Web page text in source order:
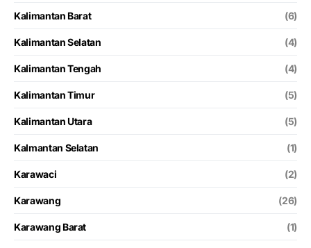
Kalimantan Barat (6)
Kalimantan Selatan (4)
Kalimantan Tengah (4)
Kalimantan Timur (5)
Kalimantan Utara (5)
Kalmantan Selatan (1)
Karawaci (2)
Karawang (26)
Karawang Barat (1)